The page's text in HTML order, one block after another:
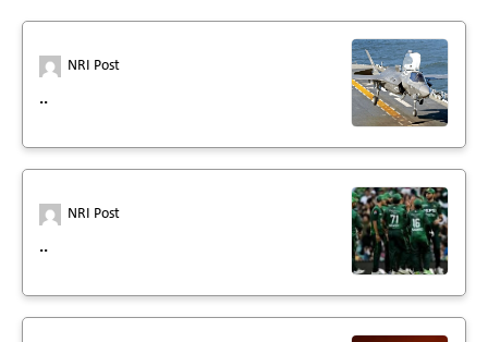
NRI Post
..
NRI Post
..